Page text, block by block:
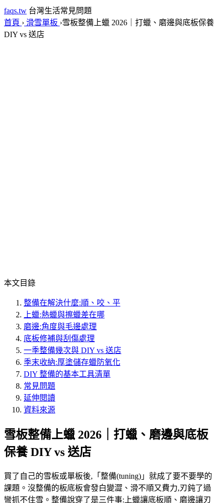
faqs.tw 台灣生活常見問題
首頁 › 滑雪單板 ›雪板整備上蠟 2026｜打蠟、磨邊與底板保養
DIY vs 送店
本文目錄
整備在解決什麼:順、咬、平
上蠟:熱蠟與擦蠟差在哪
磨邊:角度與毛邊處理
底板修補與刮傷處理
一季整備幾次與 DIY vs 送店
季末收納:厚塗儲存蠟防氧化
DIY 整備的基本工具清單
常見問題
延伸閱讀
資料來源
雪板整備上蠟 2026｜打蠟、磨邊與底板
保養 DIY vs 送店
買了自己的雪板或單板後,「整備(tuning)」就成了要不要學的
課題。沒整備的板底板會發白變澀、滑不順又費力,刃鈍了過
彎抓不住雪。整備說穿了是三件事: 上蠟讓底板順、磨邊讓刃